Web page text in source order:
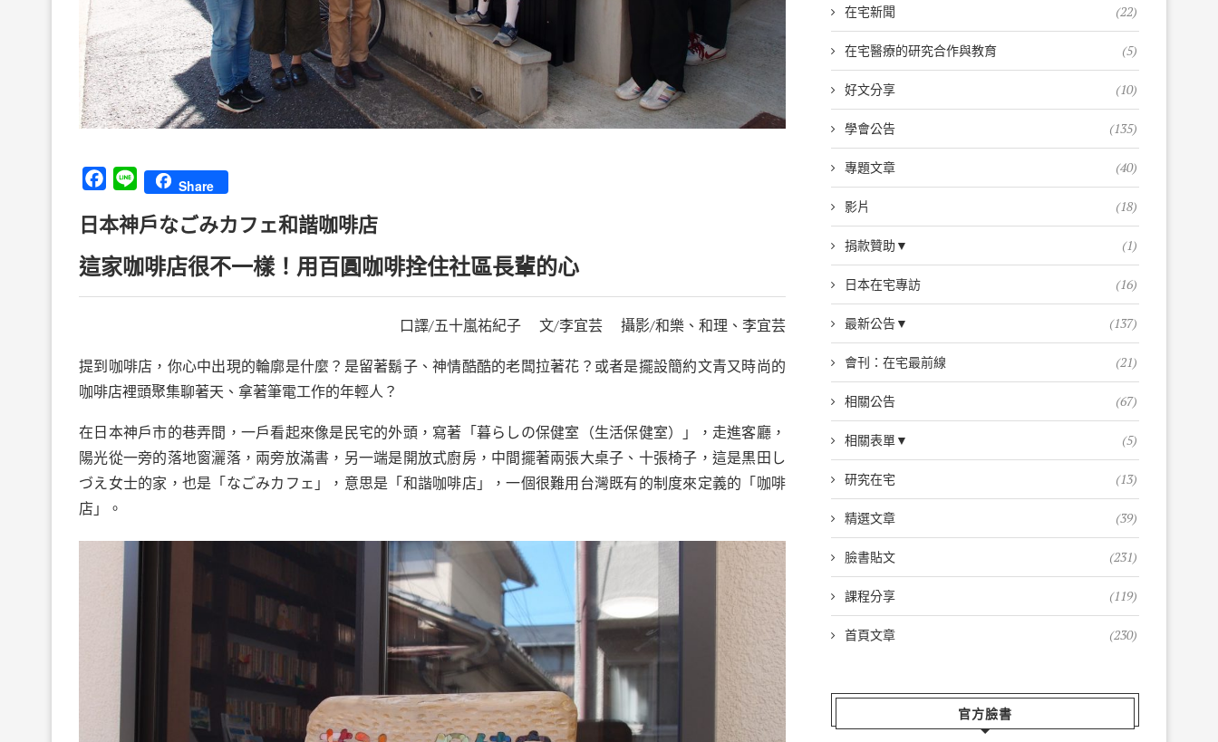
Facebook
Line Share
日本神戶なごみカフェ和諧咖啡店
這家咖啡店很不一樣！用百圓咖啡拴住社區長輩的心
口譯/五十嵐祐紀子 文/李宜芸 攝影/和樂、和理、李宜芸
提到咖啡店，你心中出現的輪廓是什麼？是留著鬍子、神情酷酷的老闆拉著花？或者是擺設簡約文青又時尚的
咖啡店裡頭聚集聊著天、拿著筆電工作的年輕人？
在日本神戶市的巷弄間，一戶看起來像是民宅的外頭，寫著「暮らしの保健室（生活保健室）」，走進客廳，
陽光從一旁的落地窗灑落，兩旁放滿書，另一端是開放式廚房，中間擺著兩張大桌子、十張椅子，這是黒田し
づえ女士的家，也是「なごみカフェ」，意思是「和諧咖啡店」，一個很難用台灣既有的制度來定義的「咖啡
店」。
在宅新聞 (22)
在宅醫療的研究合作與教育 (5)
好文分享 (10)
學會公告 (135)
專題文章 (40)
影片 (18)
捐款贊助▼ (1)
日本在宅專訪 (16)
最新公告▼ (137)
會刊：在宅最前線 (21)
相關公告 (67)
相關表單▼ (5)
研究在宅 (13)
精選文章 (39)
臉書貼文 (231)
課程分享 (119)
首頁文章 (230)
官方臉書